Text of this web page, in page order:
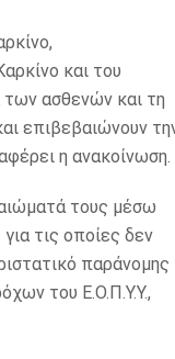
και του
των ασθενών και τη
επιβεβαιώνουν
η ανακοίνωση.
τους μέσω
τις οποίες δεν
παράνομης
του Ε.Ο.Π.Υ.Υ.,